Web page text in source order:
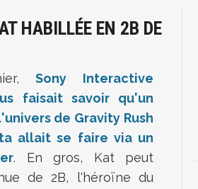
HABILLÉE EN 2B DE
hier,Sony Interactive
faisait savoir qu'un
de Gravity Rush
allait se faire via un
. En gros, Kat peut
de 2B, l'héroïne du